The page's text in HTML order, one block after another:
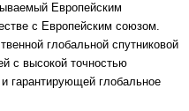
Европейским
с Европейским союзом.
глобальной спутниковой
с высокой точностью
гарантирующей глобальное